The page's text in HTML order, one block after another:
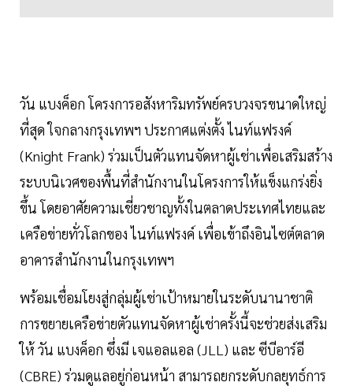
วัน แบงค็อก โครงการอสังหาริมทรัพย์ครบวงจรขนาดใหญ่
ที่สุด ใจกลางกรุงเทพฯ ประกาศแต่งตั้ง ไนท์แฟรงค์
(Knight Frank) ร่วมเป็นตัวแทนจัดหาผู้เช่าเพื่อเสริมสร้าง
ระบบนิเวศของพื้นที่สำนักงานในโครงการให้แข็งแกร่งยิ่ง
ขึ้น โดยอาศัยความเชี่ยวชาญทั้งในตลาดประเทศไทยและ
เครือข่ายทั่วโลกของ ไนท์แฟรงค์ เพื่อเข้าถึงอินไซต์ตลาด
อาคารสำนักงานในกรุงเทพฯ
พร้อมเชื่อมโยงสู่กลุ่มผู้เช่าเป้าหมายในระดับนานาชาติ
การขยายเครือข่ายตัวแทนจัดหาผู้เช่าครั้งนี้จะช่วยส่งเสริม
ให้ วัน แบงค็อก ซึ่งมี เจแอลแอล (JLL) และ ซีบีอาร์อี
(CBRE) ร่วมดูแลอยู่ก่อนหน้า สามารถยกระดับกลยุทธ์การ